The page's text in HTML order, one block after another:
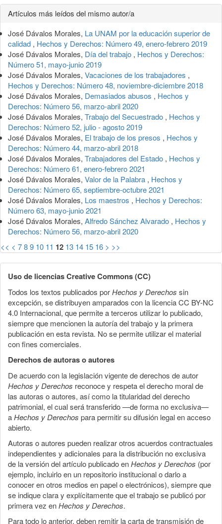
Detalles
del
artículo
Artículos más leídos del mismo autor/a
José Dávalos Morales, La UNAM por la educación superior de
calidad , Hechos y Derechos: Número 49, enero-febrero 2019
José Dávalos Morales, Día del trabajo , Hechos y Derechos:
Número 51, mayo-junio 2019
José Dávalos Morales, Vacaciones de los trabajadores ,
Hechos y Derechos: Número 48, noviembre-diciembre 2018
José Dávalos Morales, Demasiados abusos , Hechos y
Derechos: Número 56, marzo-abril 2020
José Dávalos Morales, Trabajo del Secuestrado , Hechos y
Derechos: Número 52, julio - agosto 2019
José Dávalos Morales, El trabajo de los presos , Hechos y
Derechos: Número 44, marzo-abril 2018
José Dávalos Morales, Trabajadores del Estado , Hechos y
Derechos: Número 61, enero-febrero 2021
José Dávalos Morales, Valor de la Palabra , Hechos y
Derechos: Número 65, septiembre-octubre 2021
José Dávalos Morales, Los maestros , Hechos y Derechos:
Número 63, mayo-junio 2021
José Dávalos Morales, Alfredo Sánchez Alvarado , Hechos y
Derechos: Número 56, marzo-abril 2020
<< < 789 10 11 12 13 14 15 16 > >>
Uso de licencias Creative Commons (CC)
Todos los textos publicados porHechos y Derechos sin
excepción, se distribuyen amparados con la licencia CC BY-NC
4.0 Internacional, que permite a terceros utilizar lo publicado,
siempre que mencionen la autoría del trabajo y la primera
publicación en esta revista. No se permite utilizar el material
con fines comerciales.
Derechos de autoras o autores
De acuerdo con la legislación vigente de derechos de autor
Hechos y Derechos reconoce y respeta el derecho moral de
las autoras o autores, así como la titularidad del derecho
patrimonial, el cual será transferido —de forma no exclusiva—
aHechos y Derechos para permitir su difusión legal en acceso
abierto.
Autoras o autores pueden realizar otros acuerdos contractuales
independientes y adicionales para la distribución no exclusiva
de la versión del artículo publicado enHechos y Derechos (por
ejemplo, incluirlo en un repositorio institucional o darlo a
conocer en otros medios en papel o electrónicos), siempre que
se indique clara y explícitamente que el trabajo se publicó por
primera vez enHechos y Derechos.
Para todo lo anterior, deben remitir la carta de transmisión de